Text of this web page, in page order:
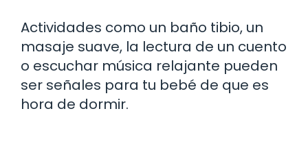
Actividades como un baño tibio, un
masaje suave, la lectura de un cuento
o escuchar música relajante pueden
ser señales para tu bebé de que es
hora de dormir.